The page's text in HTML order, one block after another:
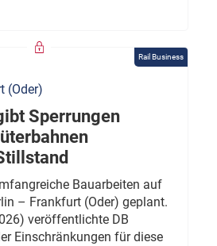
Rail Business
(Oder)
Sperrungen
Bauarbeiten auf
– Frankfurt (Oder) geplant.
veröffentlichte DB
Einschränkungen für diese